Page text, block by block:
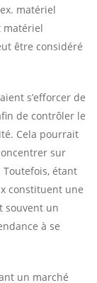
matériel
matériel
être considéré
s’efforcer de
de contrôler le
Cela pourrait
sur
Toutefois, étant
constituent une
souvent un
à se
un marché